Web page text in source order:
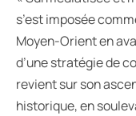
s’est imposée
Moyen-Orient en
d’une stratégie de
revient sur son
historique, en